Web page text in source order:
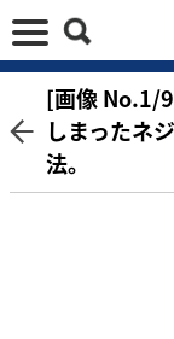
[画像 No.1/
しまったネ
法。